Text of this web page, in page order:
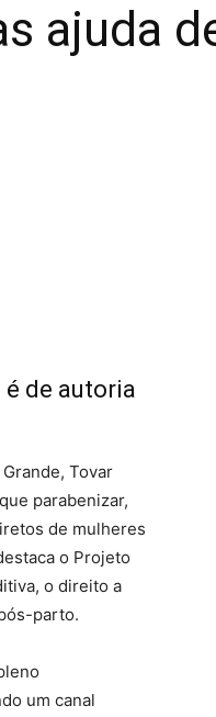
ajuda
é de autoria
Tovar
parabenizar,
de mulheres
o Projeto
o direito a
parto.
um canal